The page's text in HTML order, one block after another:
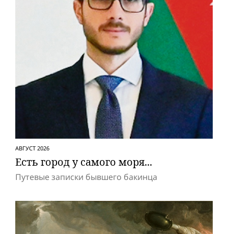
АВГУСТ 2026
Есть город у самого моря...
Путевые записки бывшего бакинца